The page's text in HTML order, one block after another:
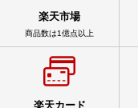
楽天市場
商品数は1億点以上
楽天カード